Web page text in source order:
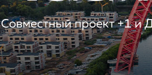
Совместный проект +1 и